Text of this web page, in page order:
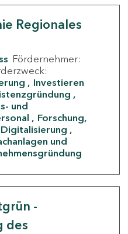
Regionales
Fördernehmer:
Investieren
und
Forschung,
und
-
des